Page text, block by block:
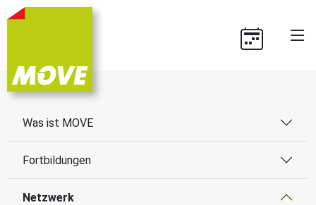
Was ist MOVE
Fortbildungen
Netzwerk